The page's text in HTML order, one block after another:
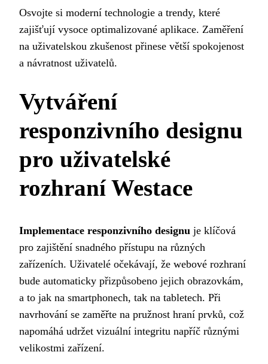
Osvojte si moderní technologie a trendy, které
zajišťují vysoce optimalizované aplikace. Zaměření
na uživatelskou zkušenost přinese větší spokojenost
a návratnost uživatelů.
Vytváření
responzivního designu
pro uživatelské
rozhraní Westace
Implementace responzivního designu je klíčová
pro zajištění snadného přístupu na různých
zařízeních. Uživatelé očekávají, že webové rozhraní
bude automaticky přizpůsobeno jejich obrazovkám,
a to jak na smartphonech, tak na tabletech. Při
navrhování se zaměřte na pružnost hraní prvků, což
napomáhá udržet vizuální integritu napříč různými
velikostmi zařízení.